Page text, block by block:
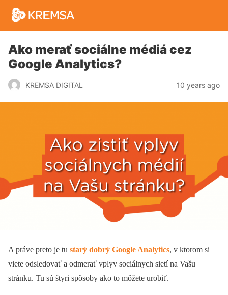
Ako merať sociálne médiá cez
Google Analytics?
KREMSA DIGITAL 10 years ago
A práve preto je tu starý dobrý Google Analytics, v ktorom si
viete odsledovať a odmerať vplyv sociálnych sietí na Vašu
stránku. Tu sú štyri spôsoby ako to môžete urobiť.